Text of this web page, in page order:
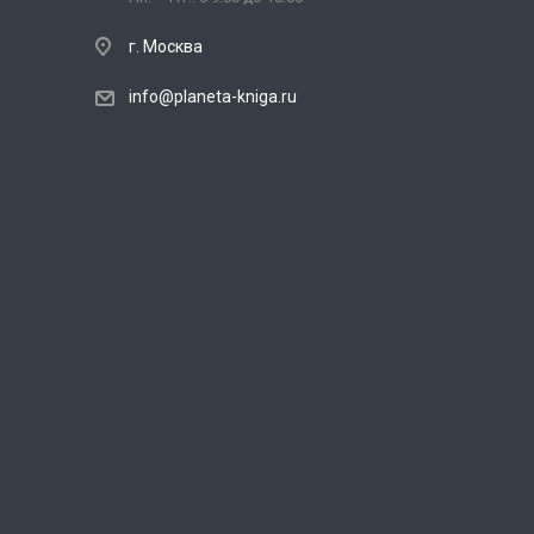
г. Москва
info@planeta-kniga.ru